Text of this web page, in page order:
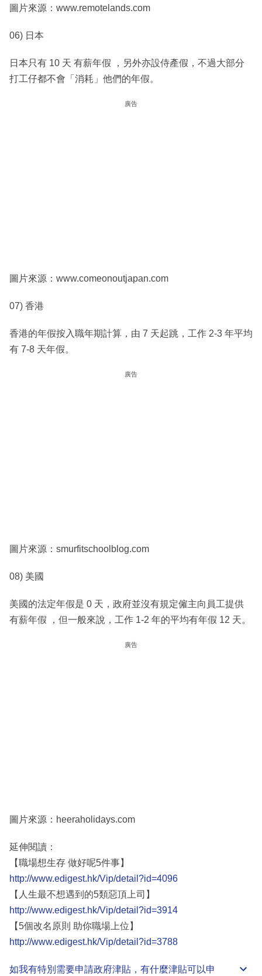
圖片來源：www.remotelands.com
06) 日本
日本只有 10 天 有薪年假 ，另外亦設侍產假，不過大部分
打工仔都不會「消耗」他們的年假。
廣告
圖片來源：www.comeonoutjapan.com
07) 香港
香港的年假按入職年期計算，由 7 天起跳，工作 2-3 年平均
有 7-8 天年假。
廣告
圖片來源：smurfitschoolblog.com
08) 美國
美國的法定年假是 0 天，政府並沒有規定僱主向員工提供
有薪年假 ，但一般來說，工作 1-2 年的平均有年假 12 天。
廣告
圖片來源：heeraholidays.com
延伸閱讀：
【職場想生存 做好呢5件事】
http://www.edigest.hk/Vip/detail?id=4096
【人生最不想遇到的5類惡頂上司】
http://www.edigest.hk/Vip/detail?id=3914
【5個改名原則 助你職場上位】
http://www.edigest.hk/Vip/detail?id=3788
如我有特別需要申請政府津貼 ，有什麼津貼可以申